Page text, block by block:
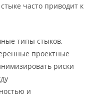
часто приводит к
типы стыков,
проектные
риски
и